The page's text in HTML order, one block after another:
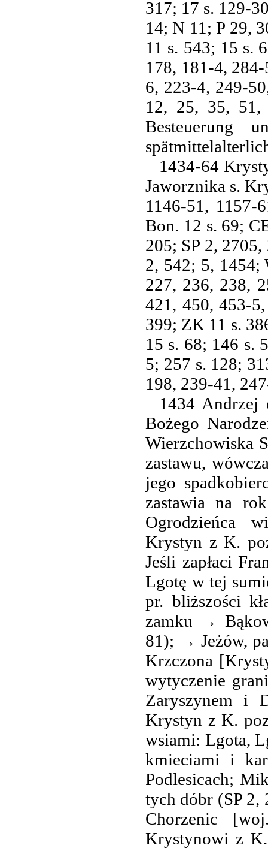
317; 17 s. 129-
14; N 11; P 29,
11 s. 543; 15 s.
178, 181-4,
6, 223-4, 249-
12, 25, 35,
Besteuerung
1434-64
Jaworznika s.
1146-51, 1157-
Bon. 12 s. 69;
205; SP 2,
2, 542; 5, 1454;
227, 236, 238,
421, 450, 453-
399; ZK 11 s.
15 s. 68; 146 s.
5; 257 s. 128;
198, 239-41,
1434 Andrzej
Bożego
Wierzchowiska
zastawu,
jego
zastawia na
Ogrodzieńca
Krystyn z K.
Jeśli zapłaci
Lgotę w tej
pr. bliższości
zamku →
81); → Jeżów,
Krzczona
wytyczenie
Zaryszynem i
Krystyn z K.
wsiami: Lgota,
kmieciami i
Podlesicach;
tych dóbr (SP 2,
Chorzenic
Krystynowi z